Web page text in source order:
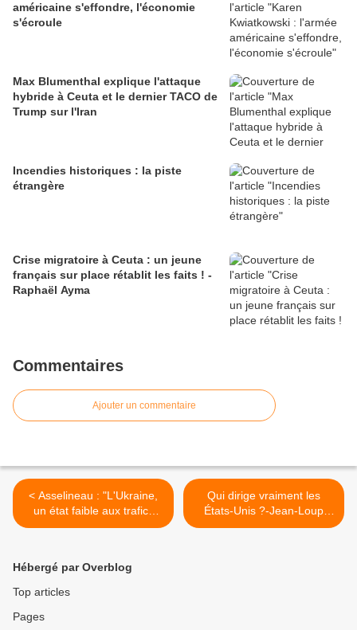
américaine s'effondre, l'économie
s'écroule
Max Blumenthal explique l'attaque
hybride à Ceuta et le dernier TACO de
Trump sur l'Iran
Incendies historiques : la piste
étrangère
Crise migratoire à Ceuta : un jeune
français sur place rétablit les faits ! -
Raphaël Ayma
Commentaires
Ajouter un commentaire
< Asselineau : "L'Ukraine,
un état faible aux trafics
inimaginables"
Qui dirige vraiment les
États-Unis ?-Jean-Loup
Izambert >
Hébergé par Overblog
Top articles
Pages